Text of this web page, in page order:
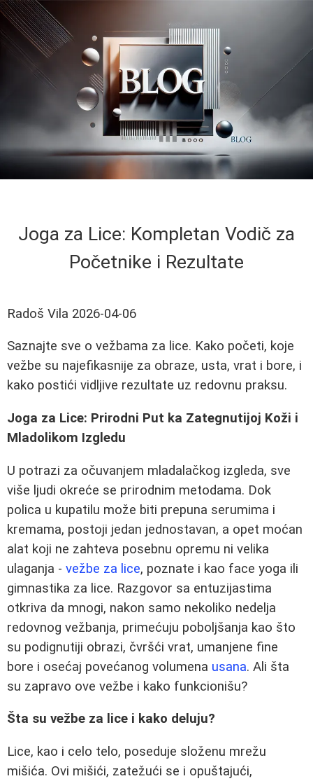
Joga za Lice: Kompletan Vodič za
Početnike i Rezultate
Radoš Vila 2026-04-06
Saznajte sve o vežbama za lice. Kako početi, koje
vežbe su najefikasnije za obraze, usta, vrat i bore, i
kako postići vidljive rezultate uz redovnu praksu.
Joga za Lice: Prirodni Put ka Zategnutijoj Koži i
Mladolikom Izgledu
U potrazi za očuvanjem mladalačkog izgleda, sve
više ljudi okreće se prirodnim metodama. Dok
polica u kupatilu može biti prepuna serumima i
kremama, postoji jedan jednostavan, a opet moćan
alat koji ne zahteva posebnu opremu ni velika
ulaganja - vežbe za lice, poznate i kao face yoga ili
gimnastika za lice. Razgovor sa entuzijastima
otkriva da mnogi, nakon samo nekoliko nedelja
redovnog vežbanja, primećuju poboljšanja kao što
su podignutiji obrazi, čvršći vrat, umanjene fine
bore i osećaj povećanog volumena usana. Ali šta
su zapravo ove vežbe i kako funkcionišu?
Šta su vežbe za lice i kako deluju?
Lice, kao i celo telo, poseduje složenu mrežu
mišića. Ovi mišići, zatežući se i opuštajući,